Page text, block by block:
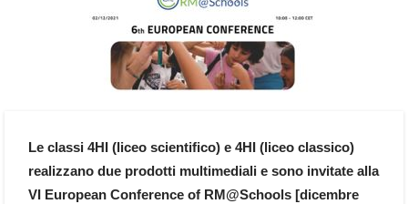
Le classi 4HI (liceo scientifico) e 4HI (liceo classico)
realizzano due prodotti multimediali e sono invitate alla
VI European Conference of RM@Schools [dicembre